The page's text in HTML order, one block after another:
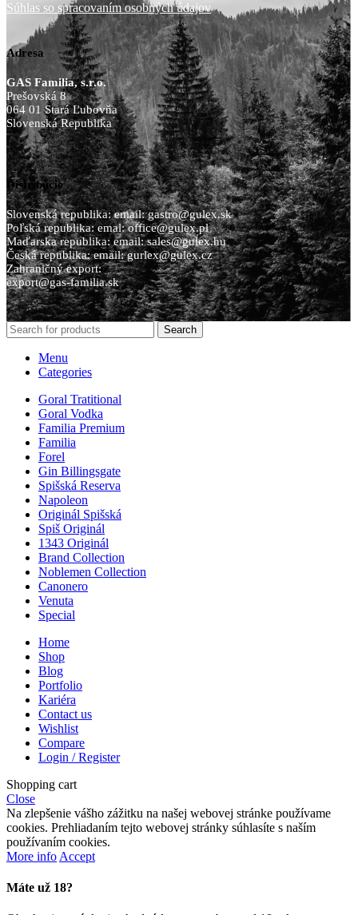
Súhlas so spracovaním osobných údajov
Adresa
GAS Familia, s.r.o.
Prešovská 8
064 01 Stará Ľubovňa
Slovenská Republika
Distribúcie
Slovenská republika: email: gastro@gulex.sk
Poľská republika: emal: office@gulex.pl
Maďarska republika: email: sales@gulex.hu
Česká republika: email: gurlex@gulex.cz
Zahraničný export:
export@gas-familia.sk
Search
Menu
Categories
Goral Tratitional
Goral Vodka
Familia Premium
Familia
Forel
Gin Billingsgate
Spišská Reserva
Napoleon
Originál Spišská
Spiš Originál
1343 Originál
Brand Collection
Noblemen Collection
Canonero
Venuta
Special
Home
Shop
Blog
Portfolio
Kariéra
Contact us
Wishlist
Compare
Login / Register
Shopping cart
Close
Na zlepšenie vášho zážitku na našej webovej stránke používame
cookies. Prehliadaním tejto webovej stránky súhlasíte s naším
používaním cookies.
More info Accept
Máte už 18?